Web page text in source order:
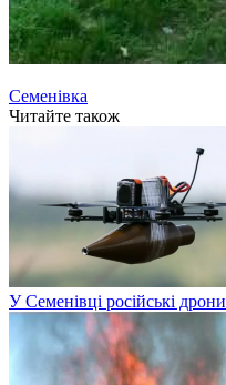
Семенівка
Читайте також
У Семенівці російські